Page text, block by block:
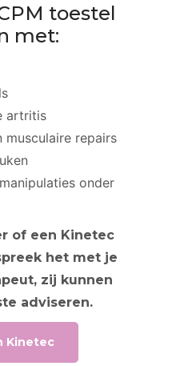
toestel
met:
artritis
musculaire repairs
onder
of een Kinetec
het met je
zij kunnen
adviseren.
Kinetec